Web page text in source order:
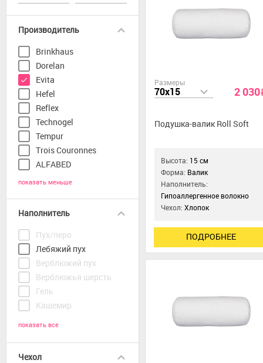
Производитель
Brinkhaus
Dorelan
Evita
Hefel
Reflex
Technogel
Tempur
Trois Couronnes
ALFABED
показать меньше
Наполнитель
Пух/перо
Лебяжий пух
Верблюжий пух
Верблюжья шерсть
Гель
Кашемир
показать все
Чехол
Размеры
70x15 2 030
Подушка-валик Roll Soft
Высота: 15 см
Форма: Валик
Наполнитель:
Гипоаллергенное волокно
Чехол:Хлопок
ПОДРОБНЕЕ